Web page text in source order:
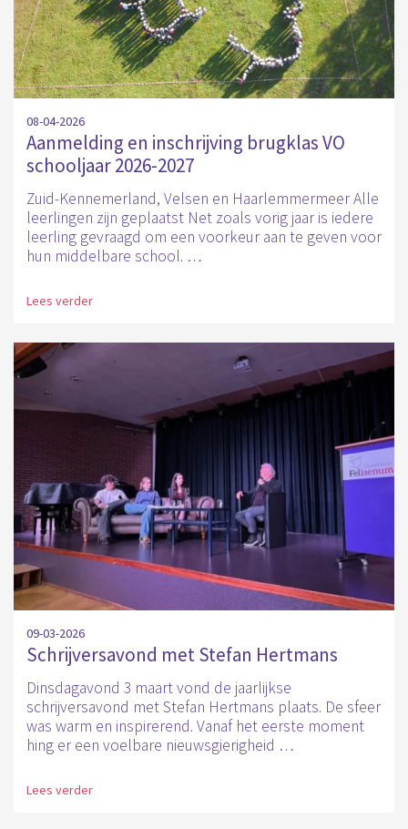
08-04-2026
Aanmelding en inschrijving brugklas VO
schooljaar 2026-2027
Zuid-Kennemerland, Velsen en Haarlemmermeer Alle
leerlingen zijn geplaatst Net zoals vorig jaar is iedere
leerling gevraagd om een voorkeur aan te geven voor
hun middelbare school. …
Lees verder
09-03-2026
Schrijversavond met Stefan Hertmans
Dinsdagavond 3 maart vond de jaarlijkse
schrijversavond met Stefan Hertmans plaats. De sfeer
was warm en inspirerend. Vanaf het eerste moment
hing er een voelbare nieuwsgierigheid …
Lees verder